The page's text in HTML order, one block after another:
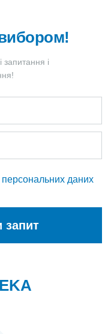
і
персональних даних
запит